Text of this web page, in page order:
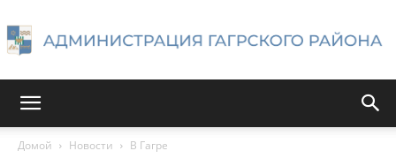
Домой Новости В Гагре